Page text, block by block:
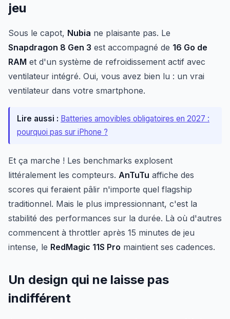
jeu
Sous le capot, Nubia ne plaisante pas. Le
Snapdragon 8 Gen 3 est accompagné de 16 Go de
RAM et d'un système de refroidissement actif avec
ventilateur intégré. Oui, vous avez bien lu : un vrai
ventilateur dans votre smartphone.
Lire aussi : Batteries amovibles obligatoires en 2027 :
pourquoi pas sur iPhone ?
Et ça marche ! Les benchmarks explosent
littéralement les compteurs. AnTuTu affiche des
scores qui feraient pâlir n'importe quel flagship
traditionnel. Mais le plus impressionnant, c'est la
stabilité des performances sur la durée. Là où d'autres
commencent à throttler après 15 minutes de jeu
intense, le RedMagic 11S Pro maintient ses cadences.
Un design qui ne laisse pas
indifférent